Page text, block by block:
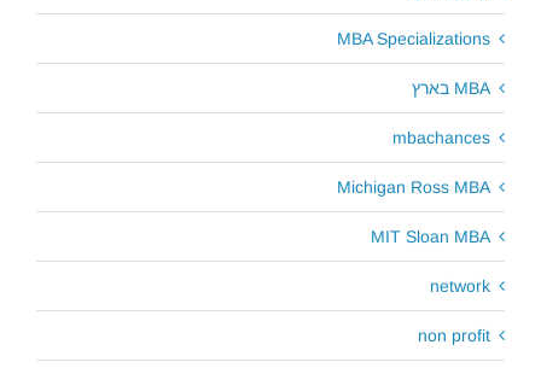
MBA Specializations
MBA בארץ
mbachances
Michigan Ross MBA
MIT Sloan MBA
network
non profit